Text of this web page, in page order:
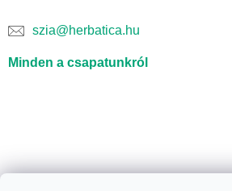
szia@herbatica.hu
Minden a csapatunkról